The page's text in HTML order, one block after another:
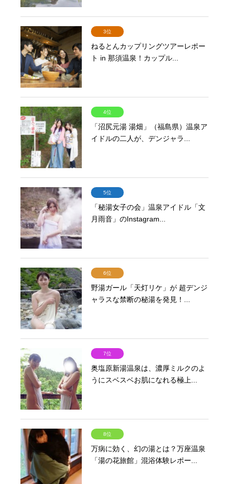
3位
ねるとんカップリングツアーレポー
ト in 那須温泉！カップル...
4位
「沼尻元湯 湯畑」（福島県）温泉ア
イドルの二人が、デンジャラ...
5位
「秘湯女子の会」温泉アイドル「文
月雨音」のInstagram...
6位
野湯ガール「天灯リケ」が 超デンジ
ャラスな禁断の秘湯を発見！...
7位
奥塩原新湯温泉は、濃厚ミルクのよ
うにスベスベお肌になれる極上...
8位
万病に効く、幻の湯とは？万座温泉
「湯の花旅館」混浴体験レポー...